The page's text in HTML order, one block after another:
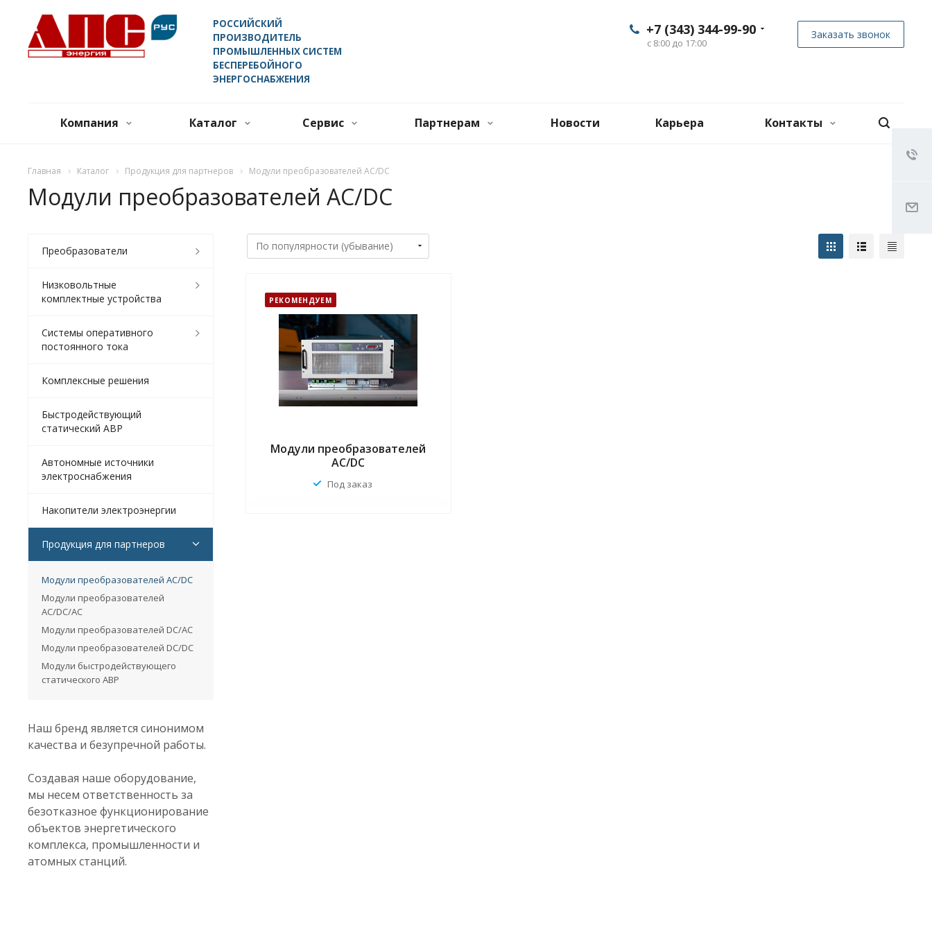
РОССИЙСКИЙ
ПРОИЗВОДИТЕЛЬ
ПРОМЫШЛЕННЫХ СИСТЕМ
БЕСПЕРЕБОЙНОГО
ЭНЕРГОСНАБЖЕНИЯ
+7 (343) 344-99-90
с 8:00 до 17:00
Заказать звонок
Компания Каталог Сервис Партнерам Новости Карьера Контакты
Главная Каталог Продукция для партнеров Модули преобразователей AC/DC
Модули преобразователей AC/DC
РЕКОМЕНДУЕМ
Модули преобразователей
AC/DC
Под заказ
Преобразователи
Низковольтные
комплектные устройства
Системы оперативного
постоянного тока
Комплексные решения
Быстродействующий
статический АВР
Автономные источники
электроснабжения
Накопители электроэнергии
Продукция для партнеров
Модули преобразователей AC/DC
Модули преобразователей
AC/DC/AC
Модули преобразователей DC/AC
Модули преобразователей DC/DC
Модули быстродействующего
статического АВР
Наш бренд является синонимом
качества и безупречной работы.
Создавая наше оборудование,
мы несем ответственность за
безотказное функционирование
объектов энергетического
комплекса, промышленности и
атомных станций.